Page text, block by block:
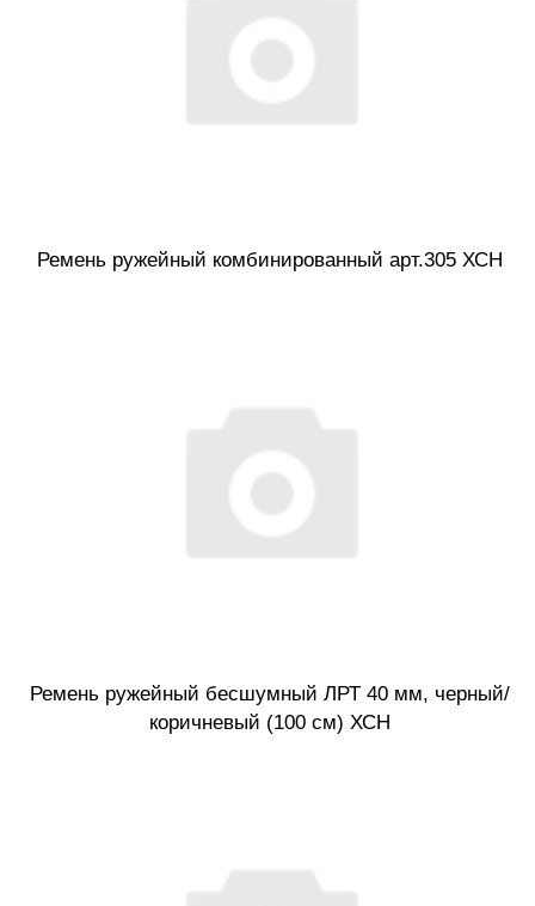
Ремень ружейный комбинированный арт.305 ХСН
Ремень ружейный бесшумный ЛРТ 40 мм, черный/
коричневый (100 см) ХСН